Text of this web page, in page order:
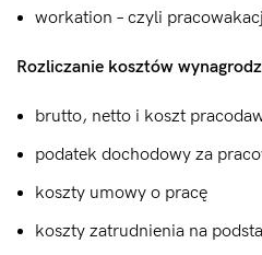
workation – czyli
Rozliczanie kosztów
brutto, netto i koszt
podatek dochodowy za
koszty umowy o pracę
koszty zatrudnienia na